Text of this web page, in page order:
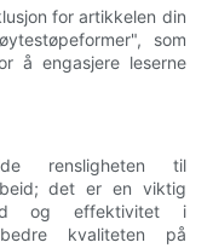
for artikkelen din
som
å engasjere leserne
rensligheten til
det er en viktig
og effektivitet i
kvaliteten på